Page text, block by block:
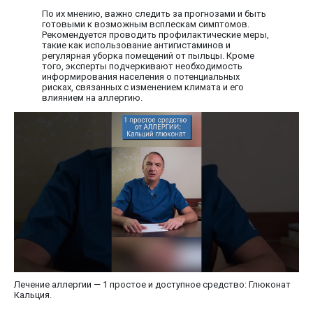
По их мнению, важно следить за прогнозами и быть
готовыми к возможным всплескам симптомов.
Рекомендуется проводить профилактические меры,
такие как использование антигистаминов и
регулярная уборка помещений от пыльцы. Кроме
того, эксперты подчеркивают необходимость
информирования населения о потенциальных
рисках, связанных с изменением климата и его
влиянием на аллергию.
Лечение аллергии — 1 простое и доступное средство: Глюконат
Кальция.